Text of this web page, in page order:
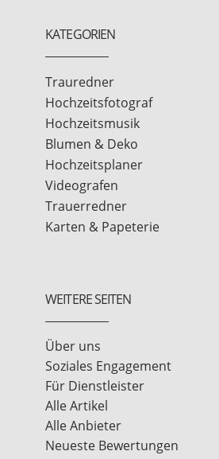
KATEGORIEN
Trauredner
Hochzeitsfotograf
Hochzeitsmusik
Blumen & Deko
Hochzeitsplaner
Videografen
Trauerredner
Karten & Papeterie
WEITERE SEITEN
Über uns
Soziales Engagement
Für Dienstleister
Alle Artikel
Alle Anbieter
Neueste Bewertungen